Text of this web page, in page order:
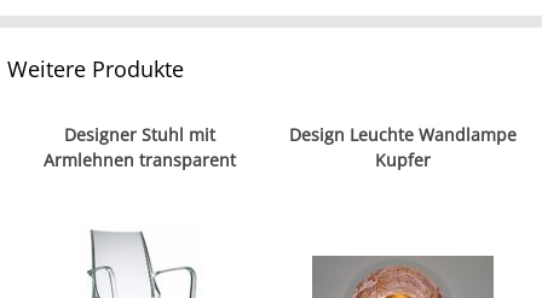
Weitere Produkte
Designer Stuhl mit
Armlehnen transparent
Design Leuchte Wandlampe
Kupfer